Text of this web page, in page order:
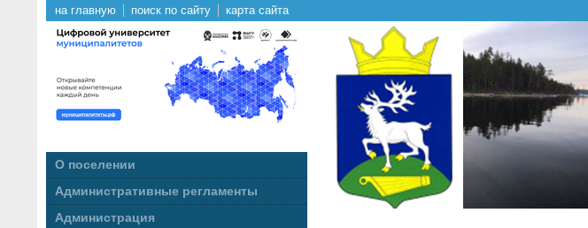
на главную поиск по сайту карта сайта
О поселении
Административные регламенты
Администрация